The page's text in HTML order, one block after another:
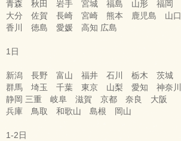
青森 秋田 岩手 宮城 福島 山形 福岡
大分 佐賀 長崎 宮崎 熊本 鹿児島 山口
香川 徳島 愛媛 高知 広島
1日
新潟 長野 富山 福井 石川 栃木 茨城
群馬 埼玉 千葉 東京 山梨 愛知 神奈川
静岡 三重 岐阜 滋賀 京都 奈良 大阪
兵庫 鳥取 和歌山 島根 岡山
1-2日